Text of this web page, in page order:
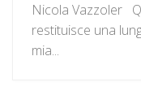
Nicola Vazzoler
restituisce una
mia...